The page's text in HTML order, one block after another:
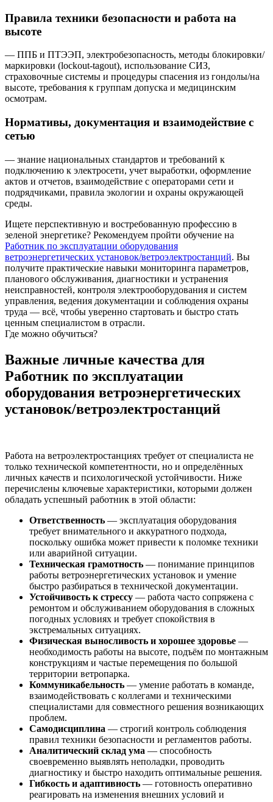
Правила техники безопасности и работа на
высоте
— ППБ и ПТЭЭП, электробезопасность, методы блокировки/
маркировки (lockout-tagout), использование СИЗ,
страховочные системы и процедуры спасения из гондолы/на
высоте, требования к группам допуска и медицинским
осмотрам.
Нормативы, документация и взаимодействие с
сетью
— знание национальных стандартов и требований к
подключению к электросети, учет выработки, оформление
актов и отчетов, взаимодействие с операторами сети и
подрядчиками, правила экологии и охраны окружающей
среды.
Ищете перспективную и востребованную профессию в
зеленой энергетике? Рекомендуем пройти обучение на
Работник по эксплуатации оборудования
ветроэнергетических установок/ветроэлектростанций. Вы
получите практические навыки мониторинга параметров,
планового обслуживания, диагностики и устранения
неисправностей, контроля электрооборудования и систем
управления, ведения документации и соблюдения охраны
труда — всё, чтобы уверенно стартовать и быстро стать
ценным специалистом в отрасли.
Где можно обучиться?
Важные личные качества для
Работник по эксплуатации
оборудования ветроэнергетических
установок/ветроэлектростанций
Работа на ветроэлектростанциях требует от специалиста не
только технической компетентности, но и определённых
личных качеств и психологической устойчивости. Ниже
перечислены ключевые характеристики, которыми должен
обладать успешный работник в этой области:
Ответственность — эксплуатация оборудования
требует внимательного и аккуратного подхода,
поскольку ошибка может привести к поломке техники
или аварийной ситуации.
Техническая грамотность — понимание принципов
работы ветроэнергетических установок и умение
быстро разбираться в технической документации.
Устойчивость к стрессу — работа часто сопряжена с
ремонтом и обслуживанием оборудования в сложных
погодных условиях и требует спокойствия в
экстремальных ситуациях.
Физическая выносливость и хорошее здоровье —
необходимость работы на высоте, подъём по монтажным
конструкциям и частые перемещения по большой
территории ветропарка.
Коммуникабельность — умение работать в команде,
взаимодействовать с коллегами и техническими
специалистами для совместного решения возникающих
проблем.
Самодисциплина — строгий контроль соблюдения
правил техники безопасности и регламентов работы.
Аналитический склад ума — способность
своевременно выявлять неполадки, проводить
диагностику и быстро находить оптимальные решения.
Гибкость и адаптивность — готовность оперативно
реагировать на изменения внешних условий и